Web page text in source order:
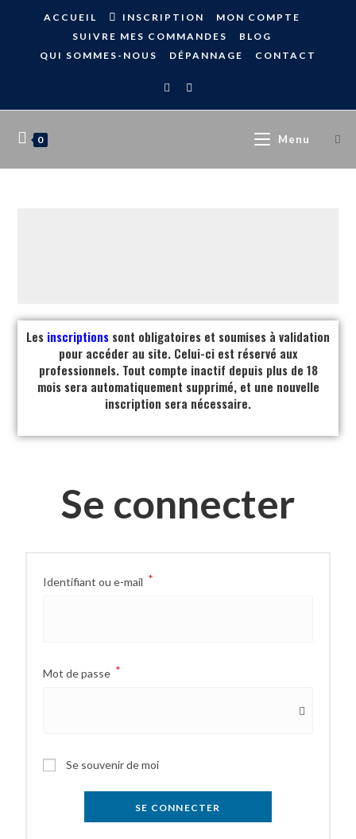
ACCUEIL INSCRIPTION
MON COMPTE
SUIVRE MES COMMANDES
BLOG
QUI SOMMES-NOUS
DÉPANNAGE CONTACT
0 Menu
Les inscriptions sont obligatoires et soumises à validation
pour accéder au site. Celui-ci est réservé aux
professionnels. Tout compte inactif depuis plus de 18
mois sera automatiquement supprimé, et une nouvelle
inscription sera nécessaire.
Se connecter
Identifiant ou e-mail *
Mot de passe *
Se souvenir de moi
SE CONNECTER